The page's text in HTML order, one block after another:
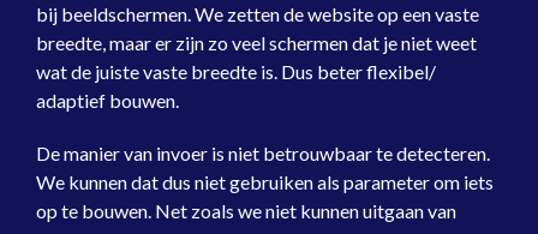
bij beeldschermen. We zetten de website op een vaste
breedte, maar er zijn zo veel schermen dat je niet weet
wat de juiste vaste breedte is. Dus beter flexibel/
adaptief bouwen.
De manier van invoer is niet betrouwbaar te detecteren.
We kunnen dat dus niet gebruiken als parameter om iets
op te bouwen. Net zoals we niet kunnen uitgaan van